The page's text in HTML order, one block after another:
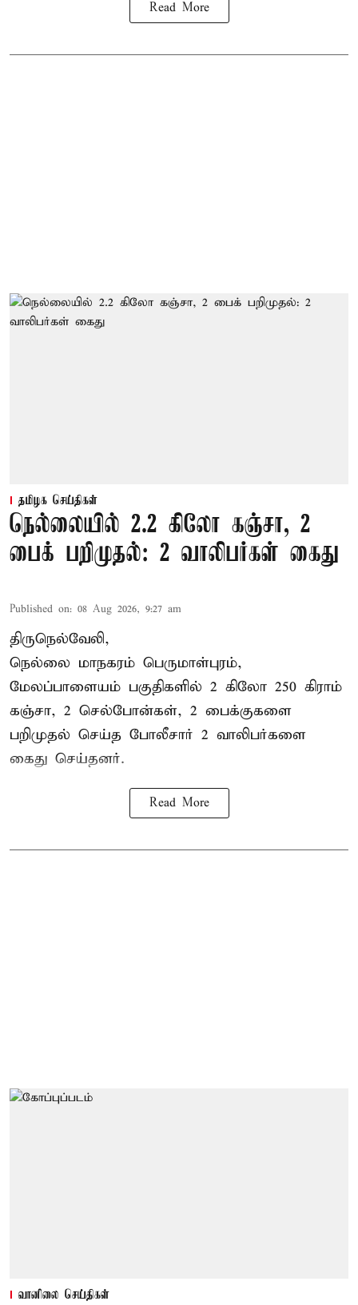
Read More
தமிழக செய்திகள்
நெல்லையில் 2.2 கிலோ கஞ்சா, 2
பைக் பறிமுதல்: 2 வாலிபர்கள் கைது
Published on: 08 Aug 2026, 9:27 am
திருநெல்வேலி,
நெல்லை மாநகரம் பெருமாள்புரம்,
மேலப்பாளையம் பகுதிகளில் 2 கிலோ 250 கிராம்
கஞ்சா, 2 செல்போன்கள், 2 பைக்குகளை
பறிமுதல் செய்த போலீசார் 2 வாலிபர்களை
கைது செய்தனர்.
Read More
வானிலை செய்திகள்